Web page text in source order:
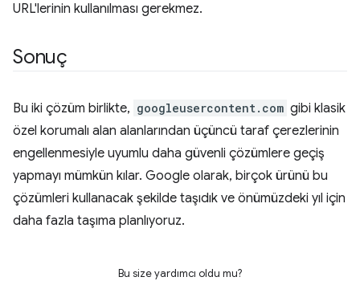
URL'lerinin kullanılması gerekmez.
Sonuç
Bu iki çözüm birlikte, googleusercontent.com gibi klasik
özel korumalı alan alanlarından üçüncü taraf çerezlerinin
engellenmesiyle uyumlu daha güvenli çözümlere geçiş
yapmayı mümkün kılar. Google olarak, birçok ürünü bu
çözümleri kullanacak şekilde taşıdık ve önümüzdeki yıl için
daha fazla taşıma planlıyoruz.
Bu size yardımcı oldu mu?